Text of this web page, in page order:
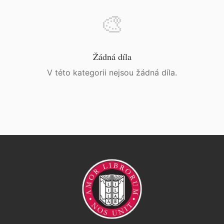
🎨
Žádná díla
V této kategorii nejsou žádná díla.